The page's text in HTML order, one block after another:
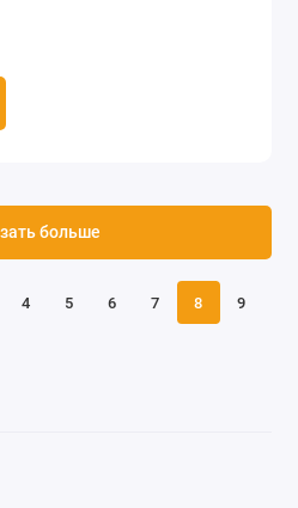
4 5 6 7 8 9
больше